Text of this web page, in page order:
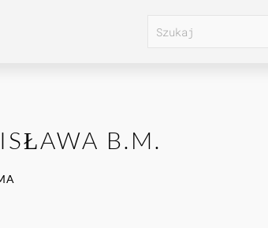
B.M.